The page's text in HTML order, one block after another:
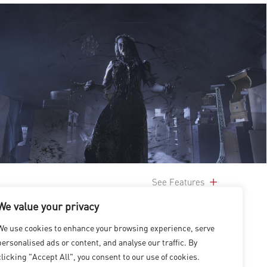
value your privacy
use cookies to enhance your browsing experience, serve
ads or content, and analyse our traffic. By
"Accept All", you consent to our use of cookies.
See Features